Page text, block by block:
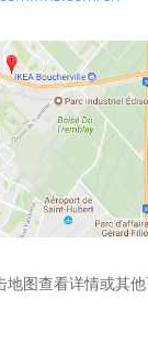
地图查看详情或其